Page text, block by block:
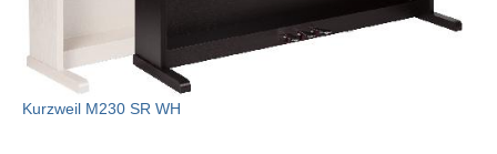
Kurzweil M230 SR WH